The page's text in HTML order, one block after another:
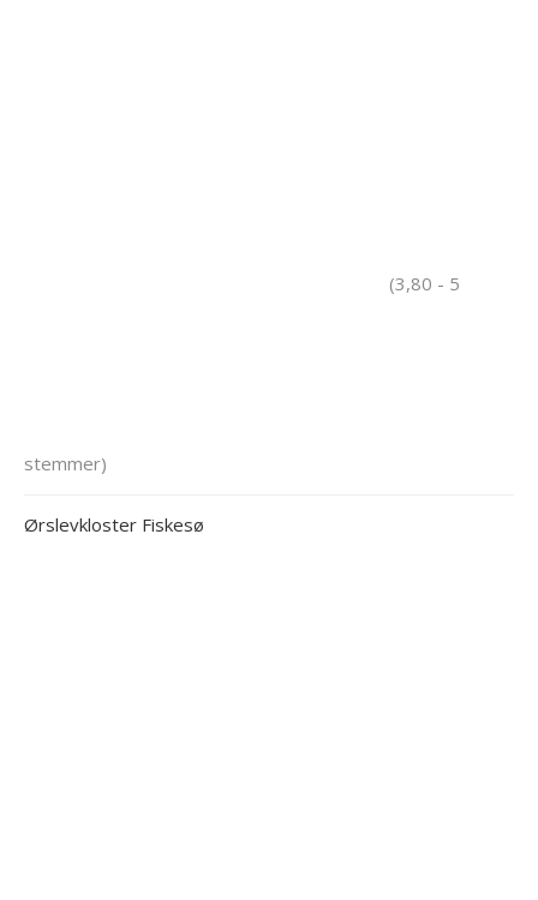
(3,80 - 5
stemmer)
Ørslevkloster Fiskesø